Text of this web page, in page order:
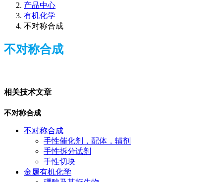
产品中心
有机化学
不对称合成
不对称合成
相关技术文章
不对称合成
不对称合成
手性催化剂，配体，辅剂
手性拆分试剂
手性切块
金属有机化学